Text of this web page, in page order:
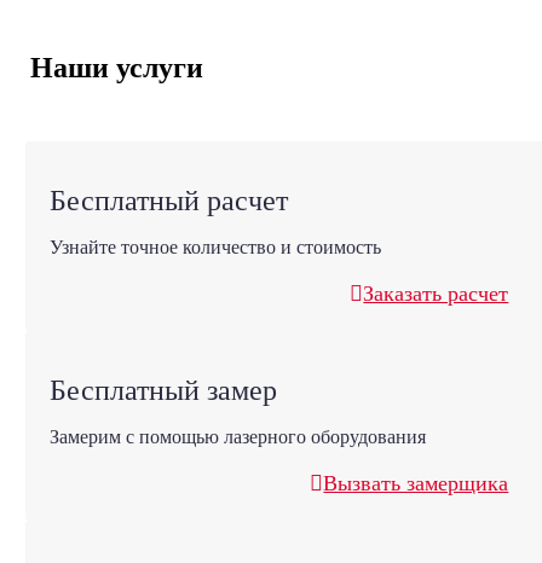
Наши услуги
Бесплатный расчет
Узнайте точное количество и стоимость
Заказать расчет
Бесплатный замер
Замерим с помощью лазерного оборудования
Вызвать замерщика